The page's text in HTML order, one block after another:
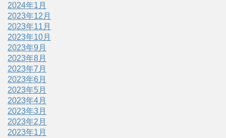
2024年1月
2023年12月
2023年11月
2023年10月
2023年9月
2023年8月
2023年7月
2023年6月
2023年5月
2023年4月
2023年3月
2023年2月
2023年1月